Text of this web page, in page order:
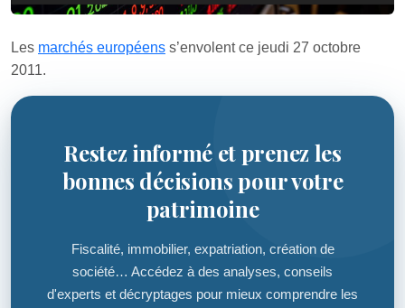
Les marchés européens s’envolent ce jeudi 27 octobre
2011.
Restez informé et prenez les
bonnes décisions pour votre
patrimoine
Fiscalité, immobilier, expatriation, création de
société… Accédez à des analyses, conseils
d'experts et décryptages pour mieux comprendre les